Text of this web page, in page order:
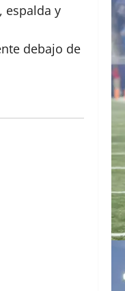
espalda y
debajo de